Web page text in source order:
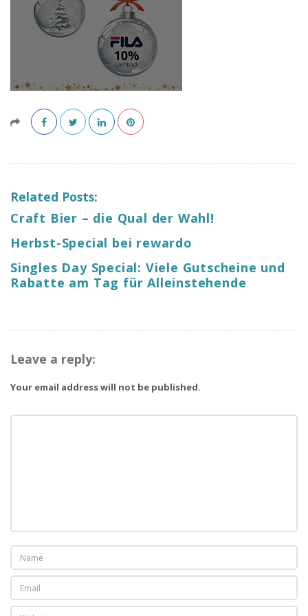
a
s
h
b
a
c
k
B
l
o
Related Posts:
Craft Bier – die Qual der Wahl!
Herbst-Special bei rewardo
Singles Day Special: Viele Gutscheine und
Rabatte am Tag für Alleinstehende
Leave a reply:
Your email address will not be published.